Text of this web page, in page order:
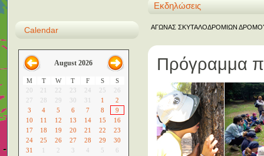
Εκδηλώσεις
ΑΓΩΝΑΣ ΣΚΥΤΑΛΟΔΡΟΜΙΩΝ ΔΡΟΜΟΥ
Πρόγραμμα
Calendar
August 2026
M T W T F S
S
20
21 22 23 24 25
26
27
28 29 30 31 1
2
3
4 5 6 7 8
9
10
11 12 13 14 15
16
17
18 19 20 21 22
23
24
25 26 27 28 29
30
31
1 2 3 4 5 6